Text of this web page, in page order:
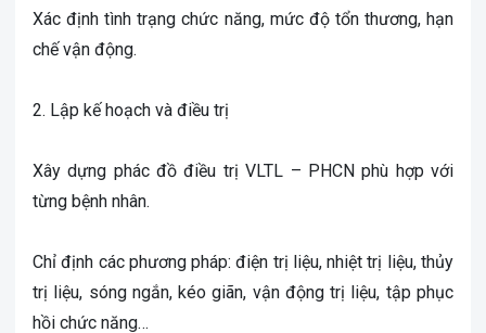
Xác định tình trạng chức năng, mức độ tổn thương, hạn
chế vận động.
2. Lập kế hoạch và điều trị
Xây dựng phác đồ điều trị VLTL – PHCN phù hợp với
từng bệnh nhân.
Chỉ định các phương pháp: điện trị liệu, nhiệt trị liệu, thủy
trị liệu, sóng ngắn, kéo giãn, vận động trị liệu, tập phục
hồi chức năng…